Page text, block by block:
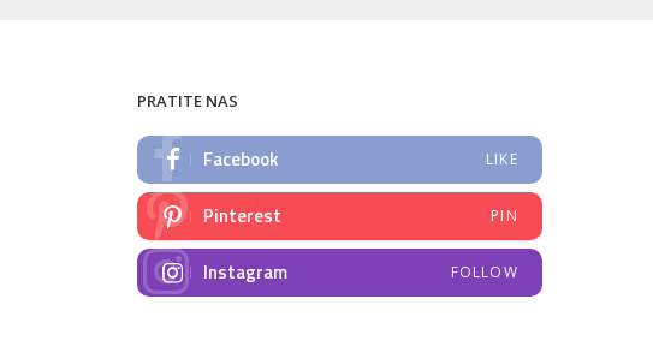
PRATITE NAS
Facebook LIKE
Pinterest PIN
Instagram FOLLOW